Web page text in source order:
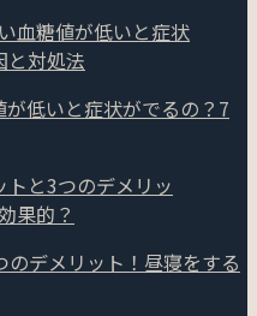
低いと症状がでるの？7
デメリット！昼寝をする